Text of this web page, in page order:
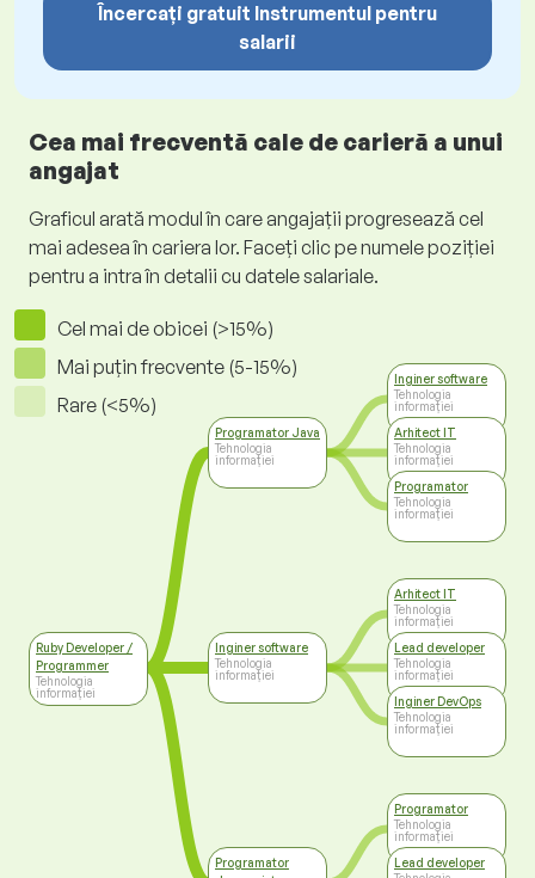
Încercați gratuit Instrumentul pentru
salarii
Cea mai frecventă cale de carieră a unui
angajat
Graficul arată modul în care angajații progresează cel
mai adesea în cariera lor. Faceți clic pe numele poziției
pentru a intra în detalii cu datele salariale.
Cel mai de obicei (>15%)
Mai puțin frecvente (5-15%)
Rare (<5%)
Ruby Developer /
Programmer
Tehnologia
informației
Programator Java
Tehnologia
informației
Inginer software
Tehnologia
informației
Programator
Inginer software
Tehnologia
informației
Arhitect IT
Tehnologia
informației
Programator
Tehnologia
informației
Arhitect IT
Tehnologia
informației
Lead developer
Tehnologia
informației
Inginer DevOps
Tehnologia
informației
Programator
Tehnologia
informației
Lead developer